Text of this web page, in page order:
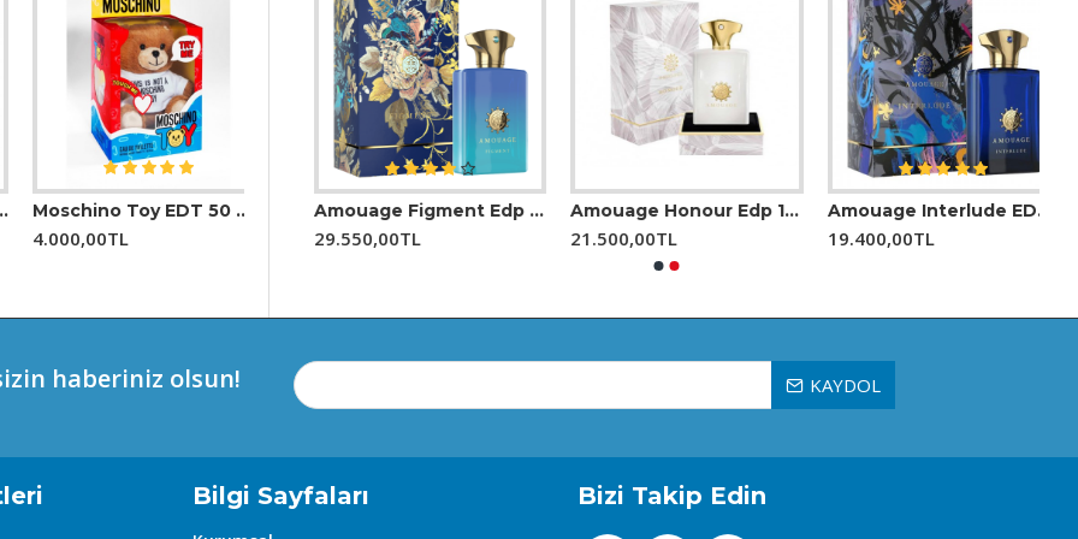
bir yaz hem de bir kış parfümü olabilmesidir; böylece dört mevsim boyunca tercih edilebilir.
bilgi vermemi isterseniz lütfen bana söyleyin!
Moschino Toy EDT 50 ML (Unisex)
4.000,00TL
Parfüm
2.999,00TL
Amouage Figment Edp 100 Ml Erkek Parfüm
29.550,00TL
Amouage Honour Edp 100 Ml Erkek Parfüm
21.500,00TL
Amouage Interlude EDP 100 Ml Erkek Parfüm
19.400,00TL
haberiniz olsun! KAYDOL
Bilgi Sayfaları Bizi Takip Edin